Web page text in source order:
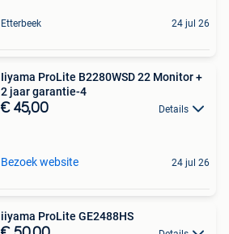
Etterbeek 24 jul 26
Iiyama ProLite B2280WSD 22 Monitor +
2 jaar garantie-4
€ 45,00 Details
Bezoek website 24 jul 26
iiyama ProLite GE2488HS